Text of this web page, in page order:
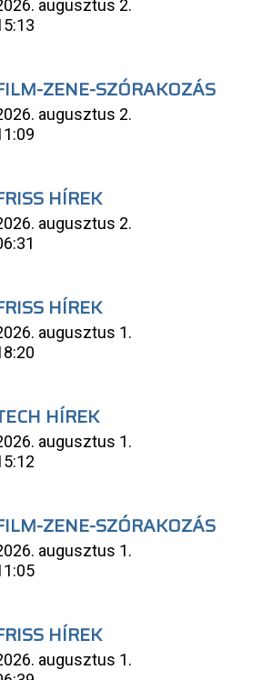
augusztus 2.
ZENE-SZÓRAKOZÁS
augusztus 2.
HÍREK
augusztus 2.
HÍREK
augusztus 1.
HÍREK
augusztus 1.
ZENE-SZÓRAKOZÁS
augusztus 1.
HÍREK
augusztus 1.